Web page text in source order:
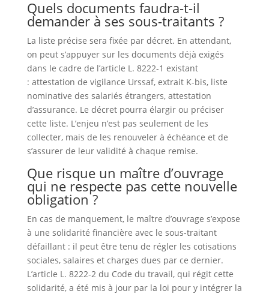
Quels documents faudra-t-il
demander à ses sous-traitants ?
La liste précise sera fixée par décret. En attendant,
on peut s’appuyer sur les documents déjà exigés
dans le cadre de l’article L. 8222-1 existant
: attestation de vigilance Urssaf, extrait K-bis, liste
nominative des salariés étrangers, attestation
d’assurance. Le décret pourra élargir ou préciser
cette liste. L’enjeu n’est pas seulement de les
collecter, mais de les renouveler à échéance et de
s’assurer de leur validité à chaque remise.
Que risque un maître d’ouvrage
qui ne respecte pas cette nouvelle
obligation ?
En cas de manquement, le maître d’ouvrage s’expose
à une solidarité financière avec le sous-traitant
défaillant : il peut être tenu de régler les cotisations
sociales, salaires et charges dues par ce dernier.
L’article L. 8222-2 du Code du travail, qui régit cette
solidarité, a été mis à jour par la loi pour y intégrer la